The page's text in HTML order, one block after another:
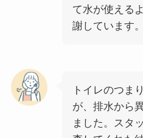
て水が使える
謝しています。
トイレのつま
が、排水から
ました。スタ